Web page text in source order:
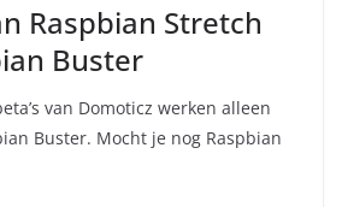
Raspbian Stretch
Buster
van Domoticz werken alleen
Buster. Mocht je nog Raspbian